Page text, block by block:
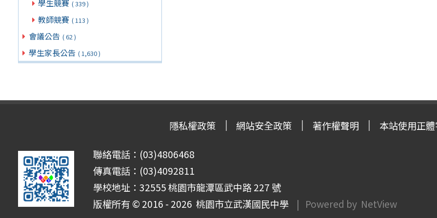
學生競賽 ( 339 )
教師競賽 ( 113 )
會議公告 ( 62 )
學生家長公告 ( 1,630 )
隱私權政策 網站安全政策 著作權聲明 本站使用正
聯絡電話：(03)4806468
傳真電話：(03)4092811
學校地址：32555 桃園市龍潭區武中路 227 號
版權所有 © 2016 - 2026 桃園市立武漢國民中學 | Powered by NetView